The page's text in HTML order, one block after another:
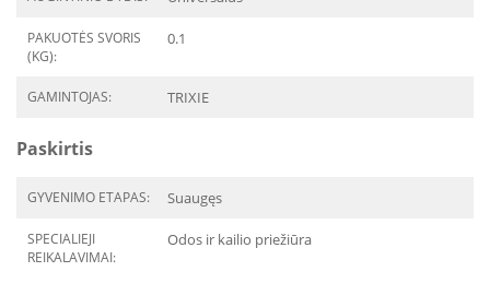
PAKUOTĖS SVORIS
(KG):
0.1
GAMINTOJAS: TRIXIE
Paskirtis
GYVENIMO ETAPAS: Suaugęs
SPECIALIEJI
REIKALAVIMAI:
Odos ir kailio priežiūra